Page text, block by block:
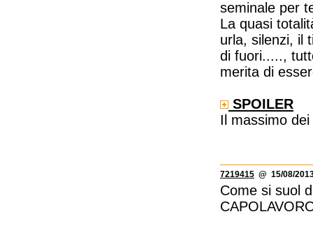
seminale per
La quasi
urla, silenzi, il
di fuori.....,
merita di
SPOILER
Il massimo
7219415 @ 15/08/
Come si suol